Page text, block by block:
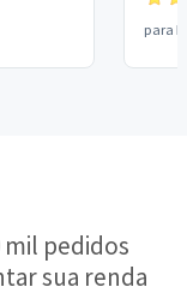
para
mil pedidos
sua renda